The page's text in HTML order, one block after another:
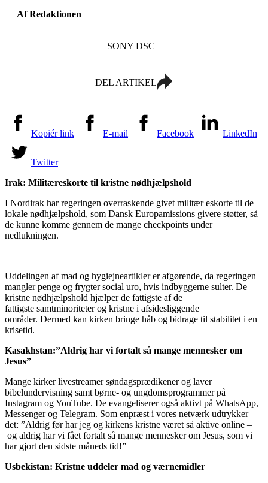
Af Redaktionen
SONY DSC
DEL ARTIKEL
Kopiér link E-mail Facebook LinkedIn
Twitter
Irak: Militæreskorte til kristne nødhjælpshold
I Nordirak har regeringen overraskende givet militær eskorte til de
lokale nødhjælpshold, som Dansk Europamissions givere støtter, så
de kunne komme gennem de mange checkpoints under
nedlukningen.
Uddelingen af mad og hygiejneartikler er afgørende, da regeringen
mangler penge og frygter social uro, hvis indbyggerne sulter. De
kristne nødhjælpshold hjælper de fattigste af de
fattigste samtminoriteter og kristne i afsidesliggende
områder. Dermed kan kirken bringe håb og bidrage til stabilitet i en
krisetid.
Kasakhstan:”Aldrig har vifortalt så mange mennesker om
Jesus”
Mange kirker livestreamer søndagsprædikenerog laver
bibelundervisning samtbørne- og ungdomsprogrammer på
Instagram og YouTube. De evangelisererogså aktivt på WhatsApp,
Messenger og Telegram. Som enpræsti vores netværk udtrykker
det: ”Aldrig førhar jeg og kirkens kristne væretså aktive online –
og aldrig har vi fået fortalt så mange mennesker om Jesus, som vi
har gjort den sidste måneds tid!”
Usbekistan: Kristne uddeler mad og værnemidler